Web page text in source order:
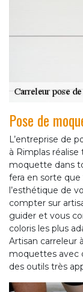
Pose de
L’entreprise de
à Rimplas
moquette dans
fera en sorte
l’esthétique de
compter sur
guider et vous
coloris les plus
Artisan carreleur
moquettes avec
des outils très